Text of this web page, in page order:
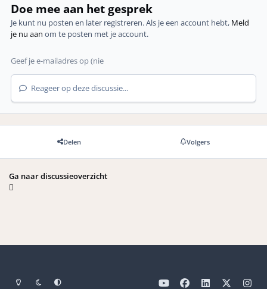
Doe mee aan het gesprek
Je kunt nu posten en later registreren. Als je een account hebt, Meld
je nu aan om te posten met je account.
Reageer op deze discussie...
Delen Volgers
Ga naar discussieoverzicht
Light ModeDark ModeSysteemvoorkeuren